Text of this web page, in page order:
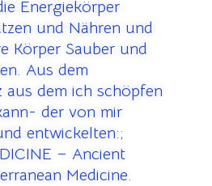
Energiekörper
und Nähren und
Körper Sauber und
Aus dem
aus dem ich schöpfen
der von mir
entwickelten:;
– Ancient
Medicine.